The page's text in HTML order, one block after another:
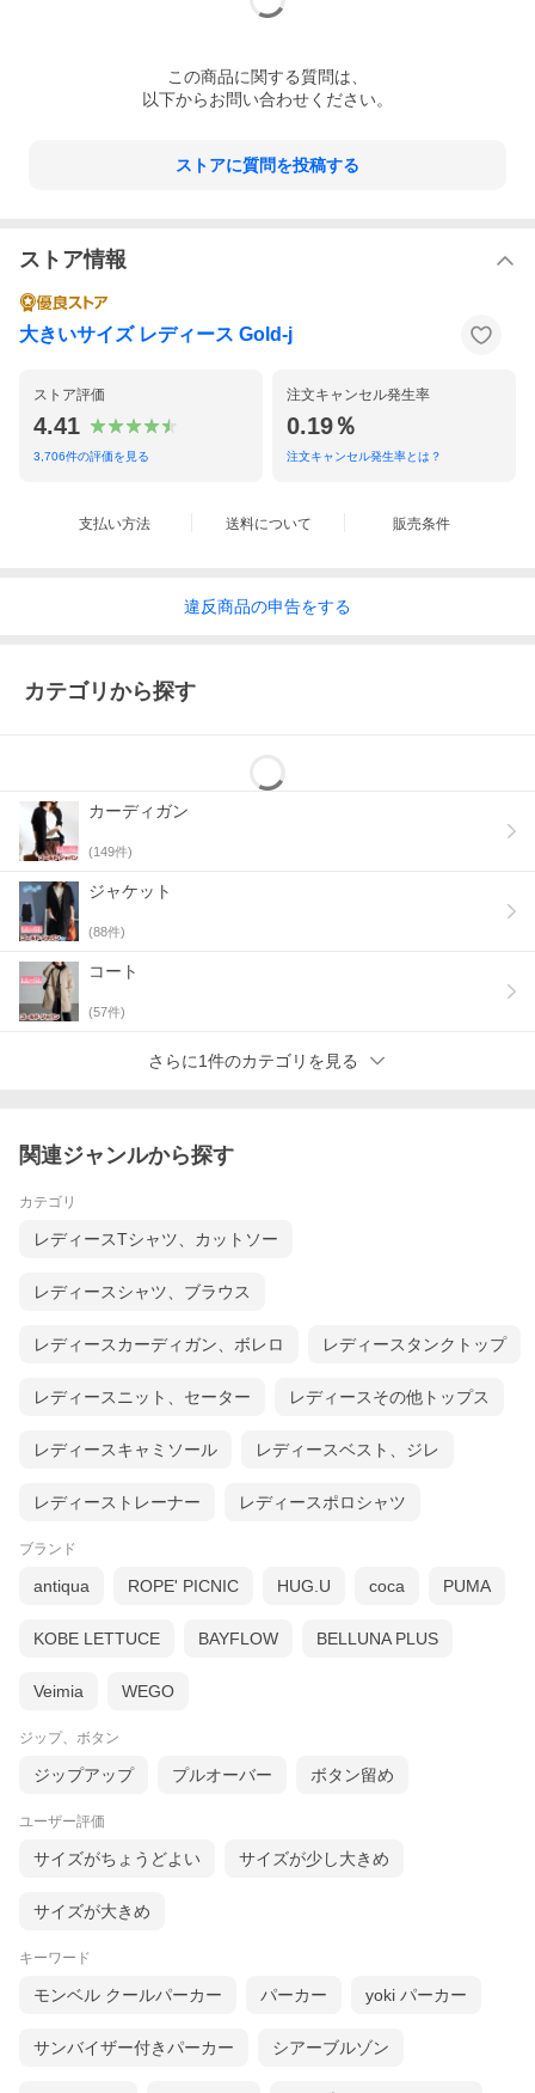
この商品に関する質問は、
以下からお問い合わせください。
ストアに質問を投稿する
ストア情報
大きいサイズ レディース Gold-j
ストア評価
4.41
3,706件の評価を見る
注文キャンセル発生率
0.19％
注文キャンセル発生率とは？
支払い方法 送料について 販売条件
違反商品の申告をする
カテゴリから探す
カーディガン
(149件)
ジャケット
(88件)
コート
(57件)
さらに1件のカテゴリを見る
関連ジャンルから探す
カテゴリ
レディースTシャツ、カットソー
レディースシャツ、ブラウス
レディースカーディガン、ボレロ レディースタンクトップ
レディースニット、セーター レディースその他トップス
レディースキャミソール レディースベスト、ジレ
レディーストレーナー レディースポロシャツ
ブランド
antiqua ROPE' PICNIC HUG.U coca PUMA
KOBE LETTUCE BAYFLOW BELLUNA PLUS
Veimia WEGO
ジップ、ボタン
ジップアップ プルオーバー ボタン留め
ユーザー評価
サイズがちょうどよい サイズが少し大きめ
サイズが大きめ
キーワード
モンベル クールパーカー パーカー yoki パーカー
サンバイザー付きパーカー シアーブルゾン